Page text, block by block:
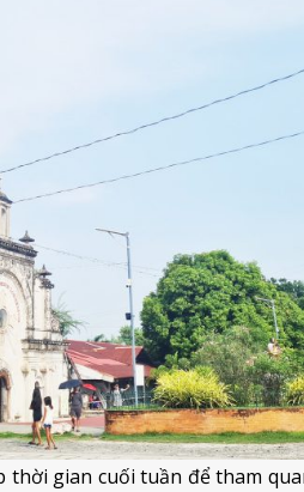
gian cuối tuần để tham